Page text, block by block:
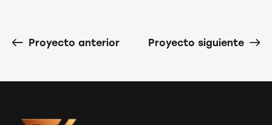
Proyecto anterior Proyecto siguiente